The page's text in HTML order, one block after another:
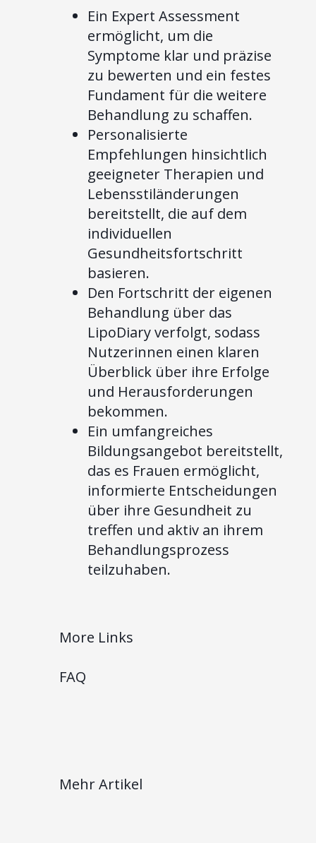
Ein Expert Assessment
ermöglicht, um die
Symptome klar und präzise
zu bewerten und ein festes
Fundament für die weitere
Behandlung zu schaffen.
Personalisierte
Empfehlungen hinsichtlich
geeigneter Therapien und
Lebensstiländerungen
bereitstellt, die auf dem
individuellen
Gesundheitsfortschritt
basieren.
Den Fortschritt der eigenen
Behandlung über das
LipoDiary verfolgt, sodass
Nutzerinnen einen klaren
Überblick über ihre Erfolge
und Herausforderungen
bekommen.
Ein umfangreiches
Bildungsangebot bereitstellt,
das es Frauen ermöglicht,
informierte Entscheidungen
über ihre Gesundheit zu
treffen und aktiv an ihrem
Behandlungsprozess
teilzuhaben.
More Links
FAQ
Mehr Artikel